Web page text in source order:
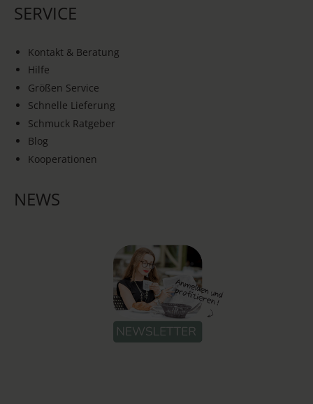
SERVICE
Kontakt & Beratung
Hilfe
Größen Service
Schnelle Lieferung
Schmuck Ratgeber
Blog
Kooperationen
NEWS